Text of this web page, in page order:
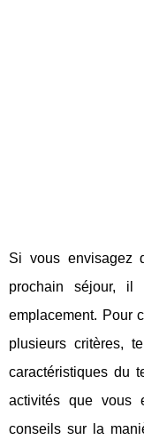
Si vous envisagez
prochain séjour,
emplacement. Pour
plusieurs critères,
caractéristiques du
activités que vous
conseils sur la